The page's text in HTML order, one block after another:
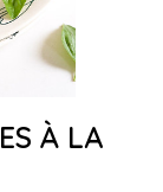
À LA